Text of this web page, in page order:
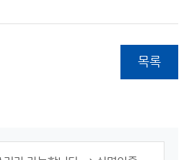
목록